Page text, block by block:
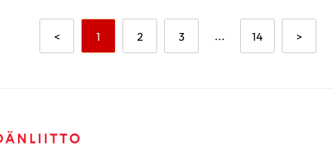
<Aikaisempi sivu
Mene sivulle
1 Mene sivulle
2 Mene sivulle
3 ... Mene sivulle
14 >